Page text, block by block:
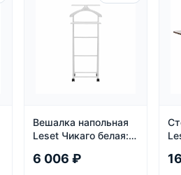
Вешалка напольная
Leset Чикаго белая:
нагрузка 30 кг
6 006 ₽